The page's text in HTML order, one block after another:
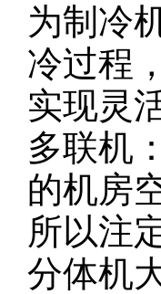
为制冷
冷过程
实现灵
多联机
的机房
所以注
分体机